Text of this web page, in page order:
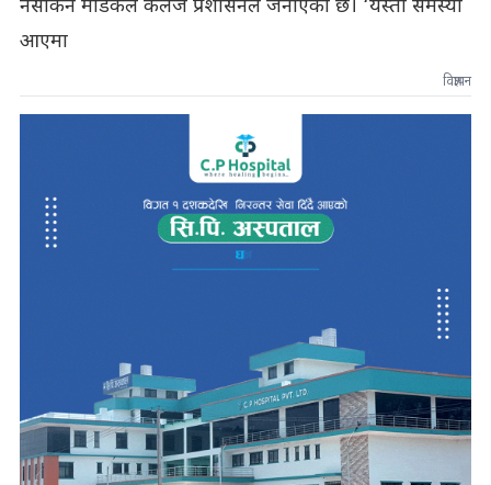
नसकिने मेडिकल कलेज प्रशासनले जनाएको छ। ‘यस्तो समस्या
आएमा
विज्ञापन